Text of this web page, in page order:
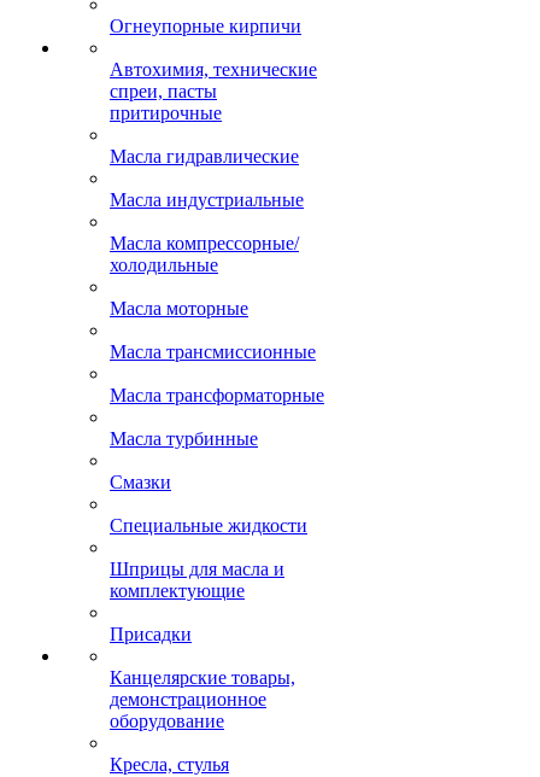
Огнеупорные кирпичи
Автохимия, технические
спреи, пасты
притирочные
Масла гидравлические
Масла индустриальные
Масла компрессорные/
холодильные
Масла моторные
Масла трансмиссионные
Масла трансформаторные
Масла турбинные
Смазки
Специальные жидкости
Шприцы для масла и
комплектующие
Присадки
Канцелярские товары,
демонстрационное
оборудование
Кресла, стулья